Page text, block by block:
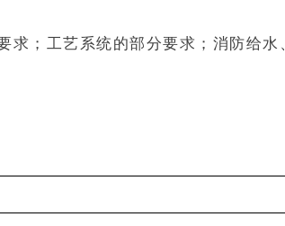
；工艺系统的部分要求；消防给